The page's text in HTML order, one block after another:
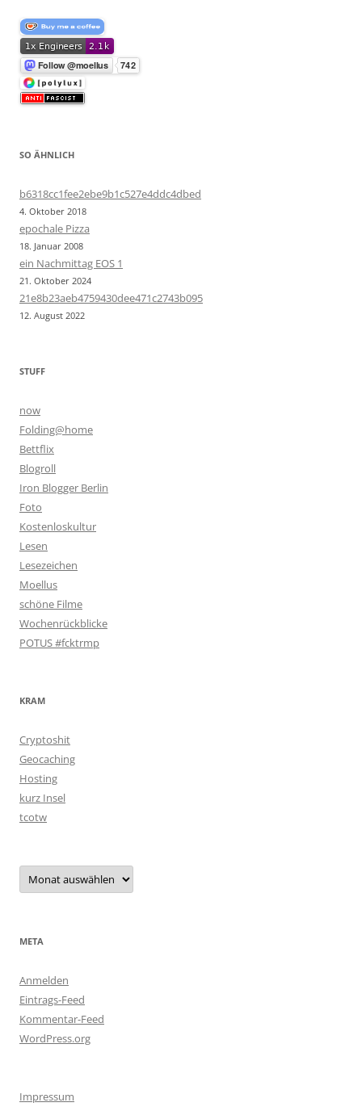
SO ÄHNLICH
b6318cc1fee2ebe9b1c527e4ddc4dbed
4. Oktober 2018
epochale Pizza
18. Januar 2008
ein Nachmittag EOS 1
21. Oktober 2024
21e8b23aeb4759430dee471c2743b095
12. August 2022
STUFF
now
Folding@home
Bettflix
Blogroll
Iron Blogger Berlin
Foto
Kostenloskultur
Lesen
Lesezeichen
Moellus
schöne Filme
Wochenrückblicke
POTUS #fcktrmp
KRAM
Cryptoshit
Geocaching
Hosting
kurz Insel
tcotw
Archiv
META
Anmelden
Eintrags-Feed
Kommentar-Feed
WordPress.org
Impressum